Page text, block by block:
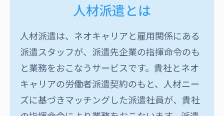
人材派遣とは
人材派遣は、ネオキャリアと雇用関係にある
派遣スタッフが、派遣先企業の指揮命令のも
と業務をおこなうサービスです。貴社とネオ
キャリアの労働者派遣契約のもと、人材ニー
ズに基づきマッチングした派遣社員が、貴社